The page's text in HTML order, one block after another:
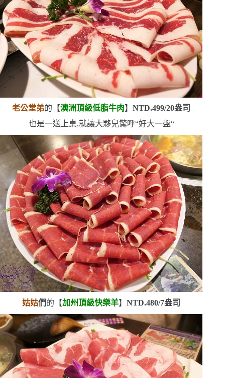
老公堂弟的【澳洲頂級低脂牛肉】NTD.499/20盎司
也是一送上桌,就讓大夥兒驚呼“好大一盤“
姑姑們的【加州頂級快樂羊】NTD.480/7盎司